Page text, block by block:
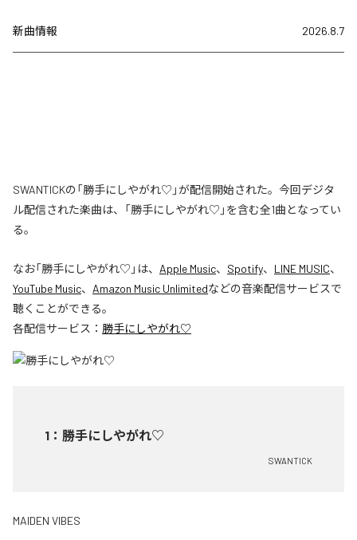
新曲情報 2026.8.7
SWANTICKの「勝手にしやがれ♡」が配信開始された。今回デジタ
ル配信された楽曲は、「勝手にしやがれ♡」を含む全1曲となってい
る。
なお「勝手にしやがれ♡ 」は、 Apple Music、 Spotify、 LINE MUSIC、
YouTube Music、 Amazon Music Unlimitedなどの音楽配信サービスで
聴くことができる。
各配信サービス： 勝手にしやがれ♡
1 ： 勝手にしやがれ♡
SWANTICK
MAIDEN VIBES